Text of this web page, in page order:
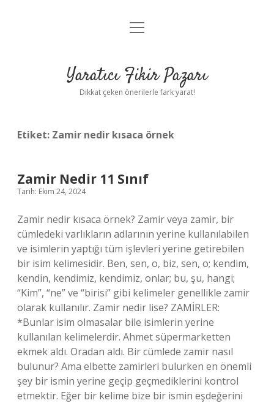
Anasayfa
Yasal Uyarı
menüyü
Yaratıcı Fikir Pazarı
Dikkat çeken önerilerle fark yarat!
Etiket: Zamir nedir kısaca örnek
Zamir Nedir 11 Sınıf
Tarih: Ekim 24, 2024
Zamir nedir kısaca örnek? Zamir veya zamir, bir
cümledeki varlıkların adlarının yerine kullanılabilen
ve isimlerin yaptığı tüm işlevleri yerine getirebilen
bir isim kelimesidir. Ben, sen, o, biz, sen, o; kendim,
kendin, kendimiz, kendimiz, onlar; bu, şu, hangi;
“Kim”, “ne” ve “birisi” gibi kelimeler genellikle zamir
olarak kullanılır. Zamir nedir lise? ZAMİRLER:
*Bunlar isim olmasalar bile isimlerin yerine
kullanılan kelimelerdir. Ahmet süpermarketten
ekmek aldı. Oradan aldı. Bir cümlede zamir nasıl
bulunur? Ama elbette zamirleri bulurken en önemli
şey bir ismin yerine geçip geçmediklerini kontrol
etmektir. Eğer bir kelime bize bir ismin eşdeğerini